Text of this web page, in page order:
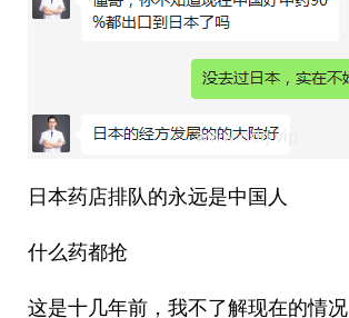
日本药店排队的永远是中国人
什么药都抢
这是十几年前，我不了解现在的情况